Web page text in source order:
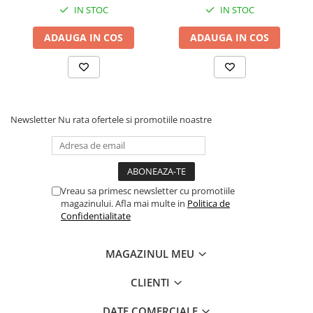
eliminarea petelor din jurul
IN STOC
ADAUGA IN COS
eliminarea petelor din jurul
IN STOC
ADAUGA IN COS
Newsletter Nu rata ofertele si promotiile noastre
Vreau sa primesc newsletter cu promotiile
magazinului. Afla mai multe in Politica de
Confidentialitate
MAGAZINUL MEU
CLIENTI